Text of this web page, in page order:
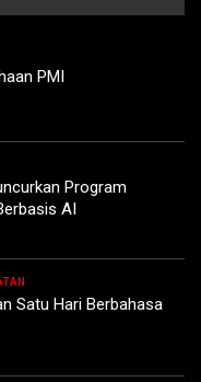
PMI
Program
AI
Satu Hari Berbahasa